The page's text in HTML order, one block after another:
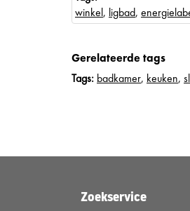
winkel, ligbad,
Gerelateerde tags
Tags: badkamer, keuken,
Zoekservice